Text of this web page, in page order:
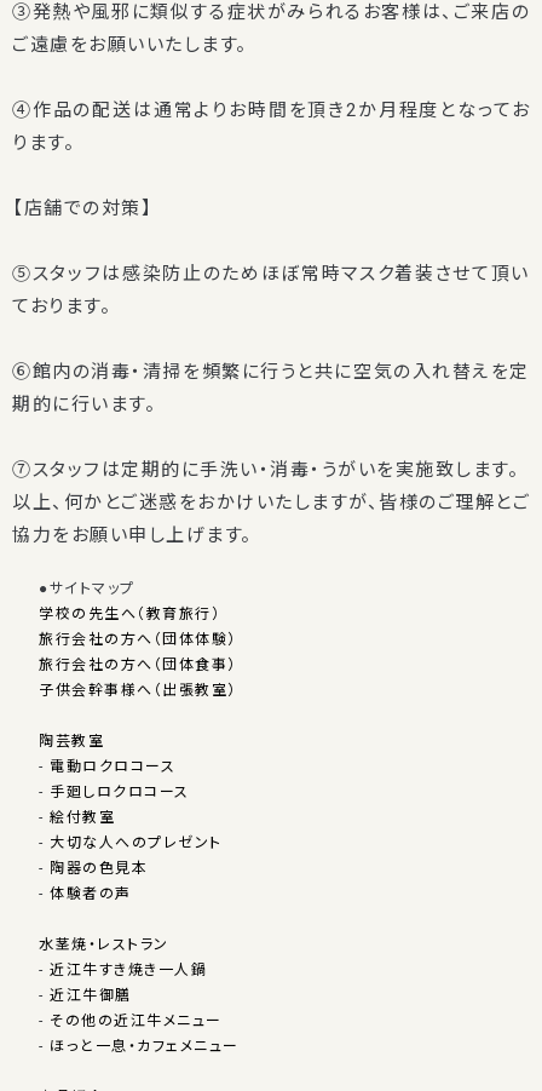
③発熱や風邪に類似する症状がみられるお客様は、ご来店の
ご遠慮をお願いいたします。
④作品の配送は通常よりお時間を頂き2か月程度となってお
ります。
【店舗での対策】
⑤スタッフは感染防止のためほぼ常時マスク着装させて頂い
ております。
⑥館内の消毒・清掃を頻繁に行うと共に空気の入れ替えを定
期的に行います。
⑦スタッフは定期的に手洗い・消毒・うがいを実施致します。
以上、何かとご迷惑をおかけいたしますが、皆様のご理解とご
協力をお願い申し上げます。
●サイトマップ
学校の先生へ（教育旅行）
旅行会社の方へ（団体体験）
旅行会社の方へ（団体食事）
子供会幹事様へ（出張教室）
陶芸教室
- 電動ロクロコース
- 手廻しロクロコース
- 絵付教室
- 大切な人へのプレゼント
- 陶器の色見本
- 体験者の声
水茎焼・レストラン
- 近江牛すき焼き一人鍋
- 近江牛御膳
- その他の近江牛メニュー
- ほっと一息・カフェメニュー